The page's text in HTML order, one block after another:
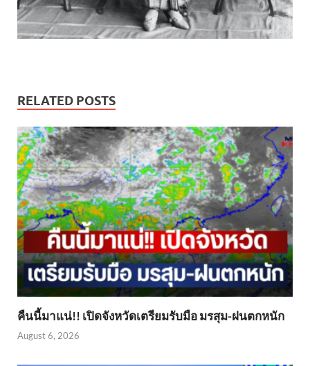
RELATED POSTS
คืนนี้มาแน่!! เปิดจังหวัดเตรียมรับมือ มรสุม-ฝนตกหนัก
August 6, 2026